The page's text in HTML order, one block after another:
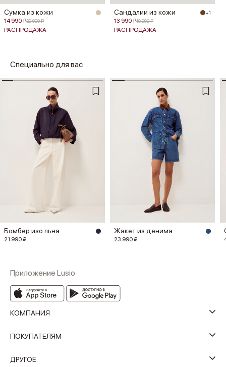
Сумка из кожи
14 990 ₽29 990 ₽
РАСПРОДАЖА
Сандалии из кожи +1
13 990 ₽19 990 ₽
РАСПРОДАЖА
Специально для вас
Бомбер изо льна
21 990 ₽
Жакет из денима
23 990 ₽
Приложение Lusio
КОМПАНИЯ
ПОКУПАТЕЛЯМ
ДРУГОЕ